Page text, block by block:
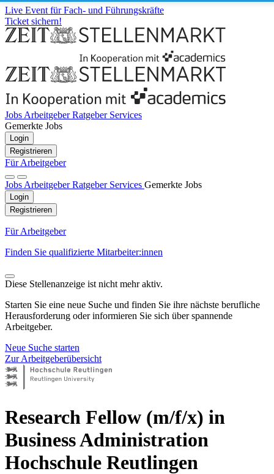
Live Event für Fach- und Führungskräfte
Ticket sichern!
Jobs ArbeitgeberRatgeber Services
Gemerkte Jobs
Login
Registrieren
Für Arbeitgeber
Jobs ArbeitgeberRatgeber Services Gemerkte Jobs
Login
Registrieren
Für Arbeitgeber
Finden Sie qualifizierte Mitarbeiter:innen
Diese Stellenanzeige ist nicht mehr aktiv.
Starten Sie eine neue Suche und finden Sie ihre nächste berufliche
Herausforderung oder informieren Sie sich über spannende
Arbeitgeber.
Neue Suche starten
Zur Arbeitgeberübersicht
Research Fellow (m/f/x) in
Business Administration
Hochschule Reutlingen